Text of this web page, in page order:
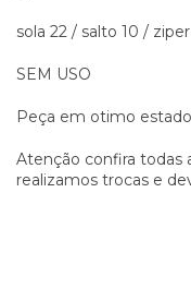
sola 22 / salto 10 /
SEM USO
Peça em otimo estado
Atenção confira todas
realizamos trocas e